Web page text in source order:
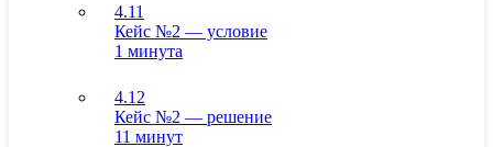
4.11
Кейс №2 — условие
1 минута
4.12
Кейс №2 — решение
11 минут